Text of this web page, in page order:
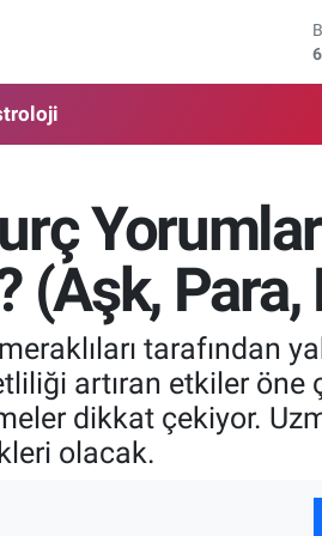
Para,
tarafından
artıran etkiler öne
dikkat çekiyor.
olacak.